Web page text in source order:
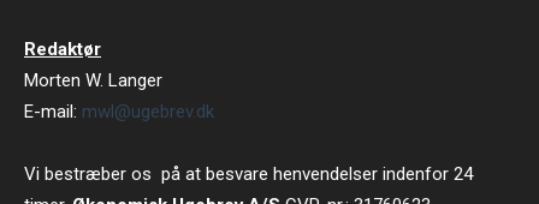
Redaktør
Morten W. Langer
E-mail: mwl@ugebrev.dk
Vi bestræber os på at besvare henvendelser indenfor 24